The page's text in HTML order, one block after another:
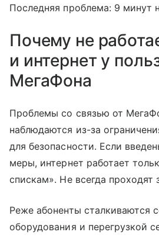
Последняя проблема: 9 минут
Почему не
и интернет у
МегаФона
Проблемы со связью от
наблюдаются из-за
для безопасности. Если
меры, интернет работает
спискам». Не всегда проходят
Реже абоненты сталкиваются
оборудования и перегрузкой